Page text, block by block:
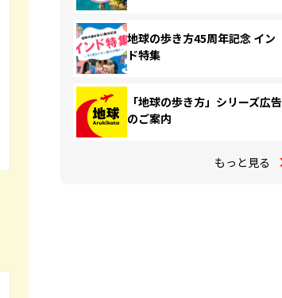
地球の歩き方45周年記念 イン
ド特集
「地球の歩き方」シリーズ広告
のご案内
もっと見る